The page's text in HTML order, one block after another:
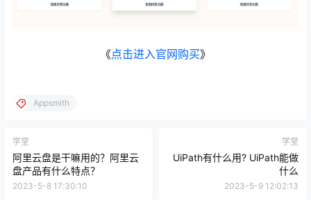
《点击进入官网购买》
Appsmith
学堂
阿里云盘是干嘛用的？阿里云
盘产品有什么特点？
2023-5-8 17:30:10
学堂
UiPath有什么用? UiPath能做
什么
2023-5-9 12:02:13